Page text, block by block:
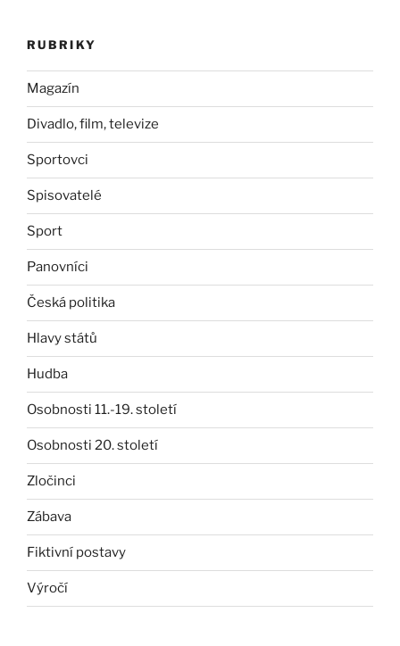
RUBRIKY
Magazín
Divadlo, film, televize
Sportovci
Spisovatelé
Sport
Panovníci
Česká politika
Hlavy států
Hudba
Osobnosti 11.-19. století
Osobnosti 20. století
Zločinci
Zábava
Fiktivní postavy
Výročí